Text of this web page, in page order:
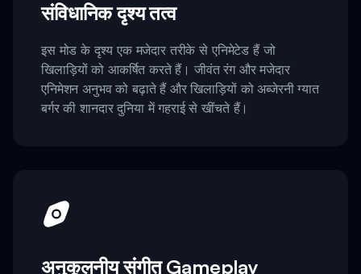
संविधानिक दृश्य तत्व
इस मोड के दृश्य एक मजेदार तरीके से एनिमेटेड हैं जो
खिलाड़ियों को आकर्षित करते हैं। जीवंत रंग और मजेदार
एनिमेशन अनुभव को बढ़ाते हैं और खिलाड़ियों को अब्जेरनी ग्यात
बर्गर की शानदार दुनिया में गहराई से खींचते हैं।
अनुकूलनीय संगीत Gameplay